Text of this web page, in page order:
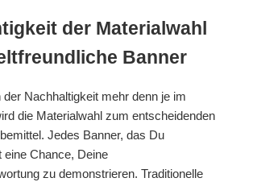
der Materialwahl
Banner
der Nachhaltigkeit mehr denn je im
die Materialwahl zum entscheidenden
Jedes Banner, das Du
eine Chance, Deine
zu demonstrieren. Traditionelle